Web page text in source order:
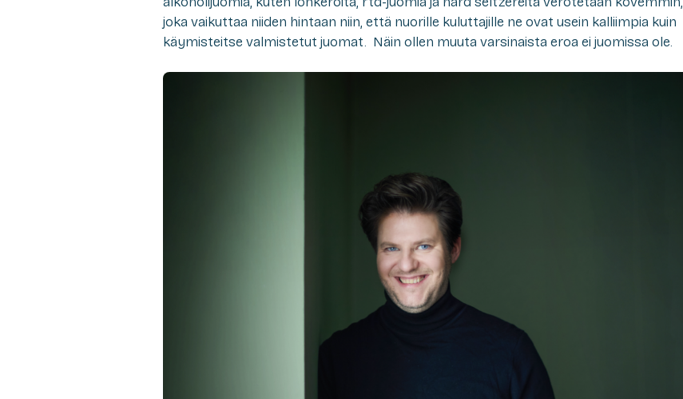
joka vaikuttaa niiden hintaan niin, että nuorille kuluttajille ne ovat usein kalliimpia kuin
käymisteitse valmistetut juomat. Näin ollen muuta varsinaista eroa ei juomissa ole.